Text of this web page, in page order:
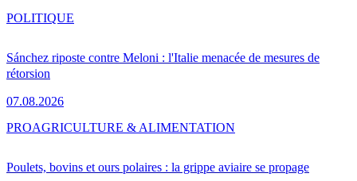
Sánchez riposte contre Meloni : l'Italie menacée de mesures de
rétorsion
07.08.2026
POLITIQUE
Poulets, bovins et ours polaires : la grippe aviaire se propage
PROAGRICULTURE & ALIMENTATION